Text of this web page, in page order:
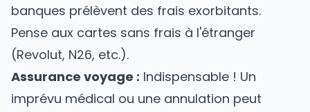
banques prélèvent des frais exorbitants.
Pense aux cartes sans frais à l'étranger
(Revolut, N26, etc.).
Assurance voyage : Indispensable ! Un
imprévu médical ou une annulation peut